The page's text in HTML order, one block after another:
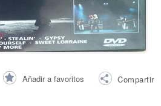
Añadir a favoritos Compartir